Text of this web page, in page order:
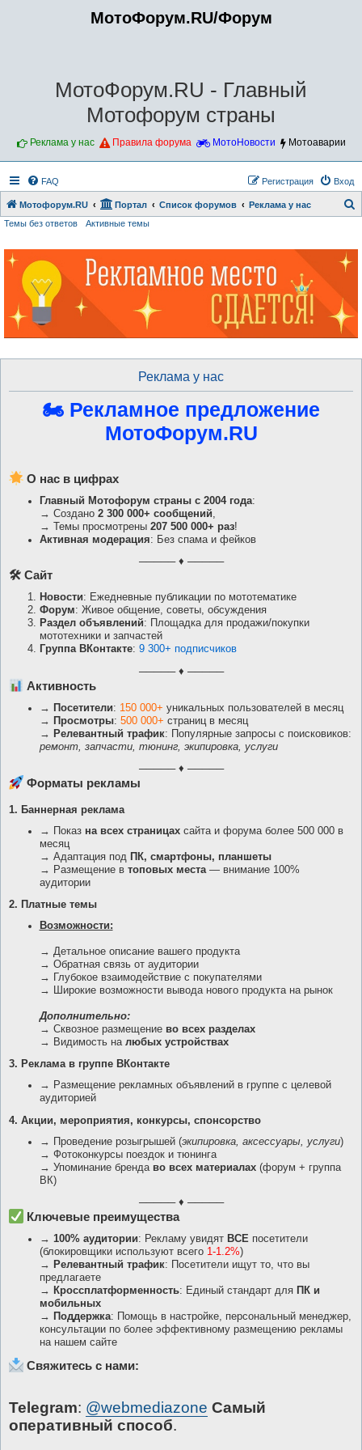
МотоФорум.RU/Форум
МотоФорум.RU - Главный
Мотофорум страны
Реклама у нас Правила форума МотоНовости Мотоаварии
FAQ Вход
Регистрация
Мотофорум.RU Портал Список форумов Реклама у нас
Темы без ответов Активные темы
Реклама у нас
🏍 Рекламное предложение
МотоФорум.RU
О нас в цифрах
Главный Мотофорум страны с 2004 года:
→ Создано 2 300 000+ сообщений,
→ Темы просмотрены 207 500 000+ раз!
Активная модерация: Без спама и фейков
───── ♦ ─────
🛠 Сайт
Новости: Ежедневные публикации по мототематике
Форум: Живое общение, советы, обсуждения
Раздел объявлений: Площадка для продажи/покупки
мототехники и запчастей
Группа ВКонтакте: 9 300+ подписчиков
───── ♦ ─────
Активность
→ Посетители: 150 000+ уникальных пользователей в месяц
→ Просмотры: 500 000+ страниц в месяц
→ Релевантный трафик: Популярные запросы с поисковиков:
ремонт, запчасти, тюнинг, экипировка, услуги
───── ♦ ─────
Форматы рекламы
1. Баннерная реклама
→ Показ на всех страницахсайта и форума более 500 000 в
месяц
→ Адаптация под ПК, смартфоны, планшеты
→ Размещение в топовых места— внимание 100%
аудитории
2. Платные темы
Возможности:
→ Детальное описание вашего продукта
→ Обратная связь от аудитории
→ Глубокое взаимодействие с покупателями
→ Широкие возможности вывода нового продукта на рынок
Дополнительно:
→ Сквозное размещение во всех разделах
→ Видимость на любых устройствах
3. Реклама в группе ВКонтакте
→ Размещение рекламных объявлений в группе с целевой
аудиторией
4. Акции, мероприятия, конкурсы, спонсорство
→ Проведение розыгрышей (экипировка, аксессуары, услуги)
→ Фотоконкурсы поездок и тюнинга
→ Упоминание бренда во всех материалах(форум + группа
ВК)
───── ♦ ─────
Ключевые преимущества
→ 100% аудитории: Рекламу увидят ВСЕпосетители
(блокировщики используют всего 1-1.2%)
→ Релевантный трафик: Посетители ищут то, что вы
предлагаете
→ Кроссплатформенность: Единый стандарт для ПК и
мобильных
→ Поддержка: Помощь в настройке, персональный менеджер,
консультации по более эффективному размещению рекламы
на нашем сайте
Свяжитесь с нами:
Telegram: @webmediazone Самый
оперативный способ.